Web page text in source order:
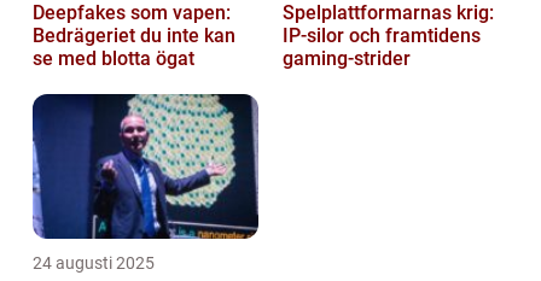
Deepfakes som vapen:
Bedrägeriet du inte kan
se med blotta ögat
Spelplattformarnas krig:
IP‑silor och framtidens
gaming‑strider
24 augusti 2025